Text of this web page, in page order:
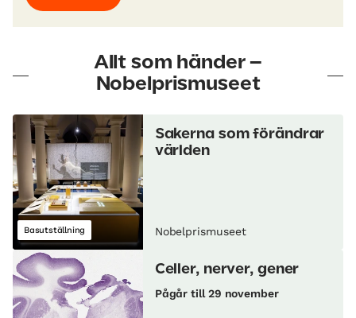
Allt som händer –
Nobelprismuseet
Basutställning
Sakerna som förändrar
världen
Nobelprismuseet
Celler, nerver, gener
Pågår till 29 november